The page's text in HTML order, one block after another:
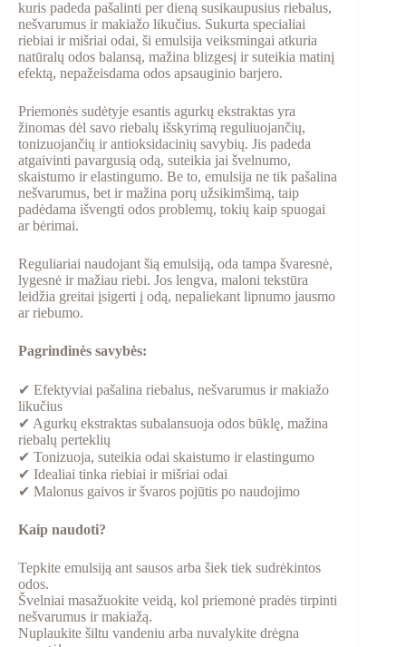
kuris padeda pašalinti per dieną susikaupusius riebalus,
nešvarumus ir makiažo likučius. Sukurta specialiai
riebiai ir mišriai odai, ši emulsija veiksmingai atkuria
natūralų odos balansą, mažina blizgesį ir suteikia matinį
efektą, nepažeisdama odos apsauginio barjero.
Priemonės sudėtyje esantis agurkų ekstraktas yra
žinomas dėl savo riebalų išskyrimą reguliuojančių,
tonizuojančių ir antioksidacinių savybių. Jis padeda
atgaivinti pavargusią odą, suteikia jai švelnumo,
skaistumo ir elastingumo. Be to, emulsija ne tik pašalina
nešvarumus, bet ir mažina porų užsikimšimą, taip
padėdama išvengti odos problemų, tokių kaip spuogai
ar bėrimai.
Reguliariai naudojant šią emulsiją, oda tampa švaresnė,
lygesnė ir mažiau riebi. Jos lengva, maloni tekstūra
leidžia greitai įsigerti į odą, nepaliekant lipnumo jausmo
ar riebumo.
Pagrindinės savybės:
✔ Efektyviai pašalina riebalus, nešvarumus ir makiažo
likučius
✔ Agurkų ekstraktas subalansuoja odos būklę, mažina
riebalų perteklių
✔ Tonizuoja, suteikia odai skaistumo ir elastingumo
✔ Idealiai tinka riebiai ir mišriai odai
✔ Malonus gaivos ir švaros pojūtis po naudojimo
Kaip naudoti?
Tepkite emulsiją ant sausos arba šiek tiek sudrėkintos
odos.
Švelniai masažuokite veidą, kol priemonė pradės tirpinti
nešvarumus ir makiažą.
Nuplaukite šiltu vandeniu arba nuvalykite drėgna